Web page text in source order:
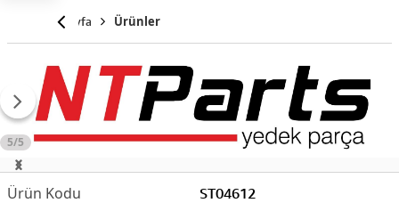
Anasayfa Ürünler
5/5
ST04612